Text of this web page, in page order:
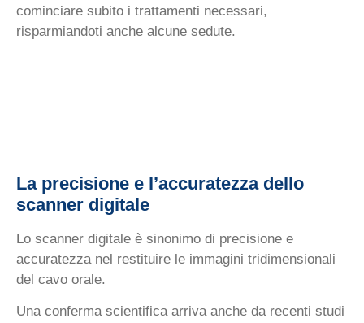
cominciare subito i trattamenti necessari,
risparmiandoti anche alcune sedute.
La precisione e l’accuratezza dello
scanner digitale
Lo scanner digitale è sinonimo di precisione e
accuratezza nel restituire le immagini tridimensionali
del cavo orale.
Una conferma scientifica arriva anche da recenti studi